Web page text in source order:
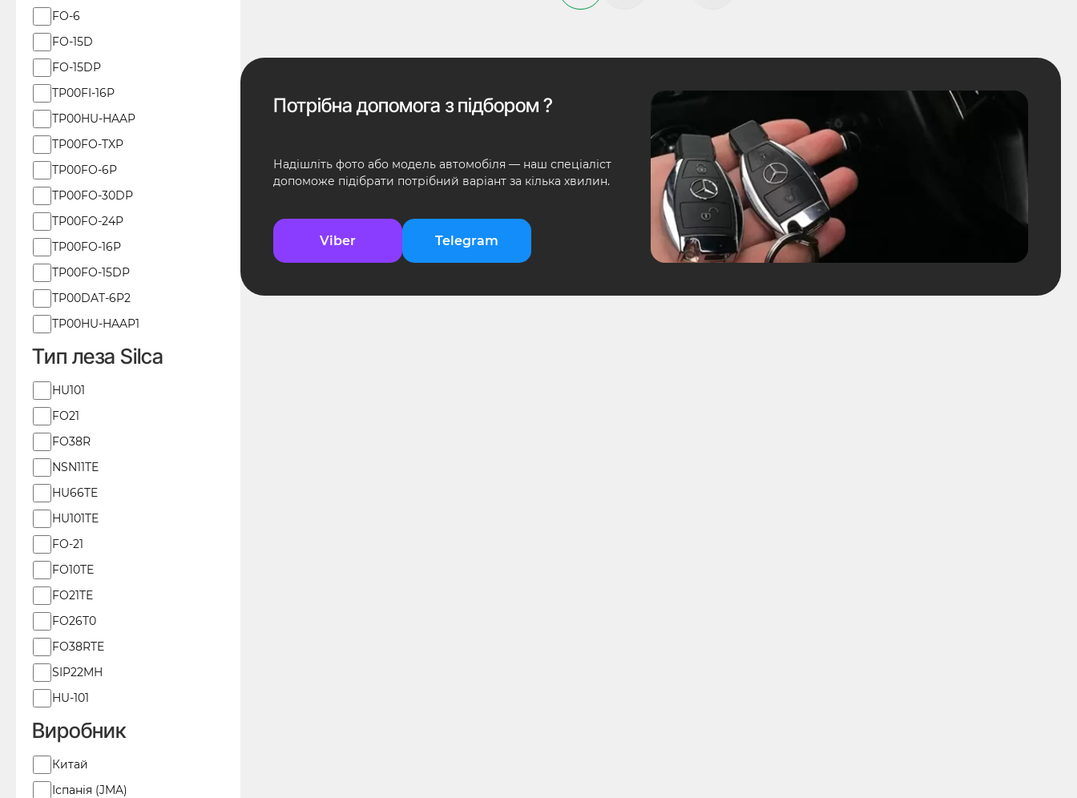
леза
JMA
FO-6
FO-15D
FO-15DP
TP00FI-16P
TP00HU-HAAP
TP00FO-TXP
TP00FO-6P
TP00FO-30DP
TP00FO-24P
TP00FO-16P
TP00FO-15DP
TP00DAT-6P2
TP00HU-HAAP1
Тип леза Silca
Тип
леза
Silca
HU101
FO21
FO38R
NSN11TE
HU66TE
HU101TE
FO-21
FO10TE
FO21TE
FO26T0
FO38RTE
SIP22MH
HU-101
Виробник
Виробник
Китай
Іспанія (JMA)
Потрібна допомога з підбором ?
Надішліть фото або модель автомобіля — наш спеціаліст
допоможе підібрати потрібний варіант за кілька хвилин.
Viber Telegram